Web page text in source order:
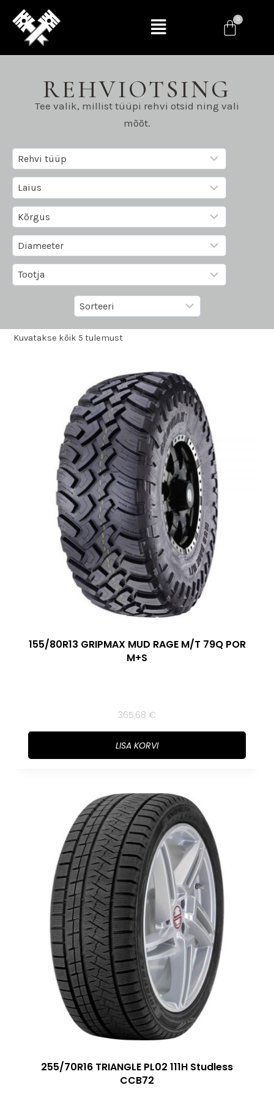
REHVIOTSING
Tee valik, millist tüüpi rehvi otsid ning vali
mõõt.
Kuvatakse kõik 5 tulemust
155/80R13 GRIPMAX MUD RAGE M/T 79Q POR
M+S
365,68 €
LISA KORVI
255/70R16 TRIANGLE PL02 111H Studless
CCB72